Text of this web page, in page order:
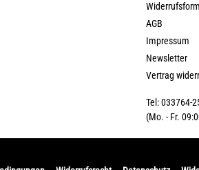
AGB
Impressum
Newsletter
Vertrag
Tel: 033764-
(Mo. - Fr.